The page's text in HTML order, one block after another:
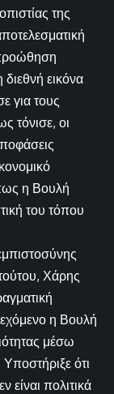
της
εικόνα
για τους
τόνισε, οι
η Βουλή
του τόπου
Χάρης
η Βουλή
μέσω
ότι
είναι πολιτικά